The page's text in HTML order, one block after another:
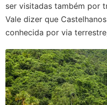
ser visitadas também por
Vale dizer que
conhecida por via